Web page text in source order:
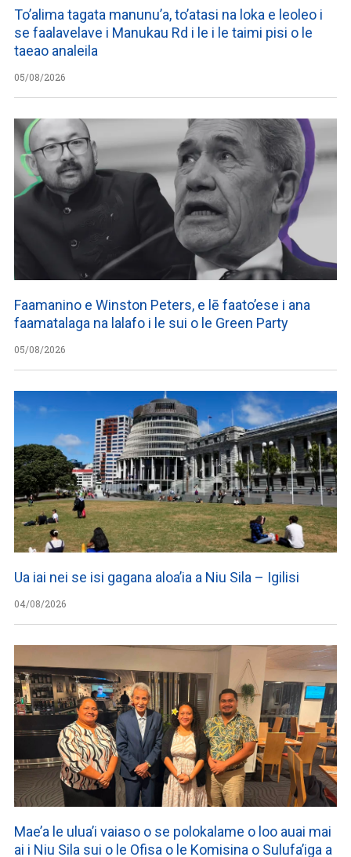
To’alima tagata manunu’a, to’atasi na loka e leoleo i
se faalavelave i Manukau Rd i le i le taimi pisi o le
taeao analeila
05/08/2026
Faamanino e Winston Peters, e lē faato’ese i ana
faamatalaga na lalafo i le sui o le Green Party
05/08/2026
Ua iai nei se isi gagana aloa’ia a Niu Sila – Igilisi
04/08/2026
Mae’a le ulua’i vaiaso o se polokalame o loo auai mai
ai i Niu Sila sui o le Ofisa o le Komisina o Sulufa’iga a